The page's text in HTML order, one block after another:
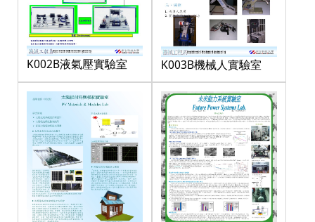
K002B液氣壓實驗室 K003B機械人實驗室